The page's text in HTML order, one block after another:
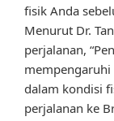
fisik Anda
Menurut Dr.
perjalanan,
mempengaruhi
dalam kondisi
perjalanan ke